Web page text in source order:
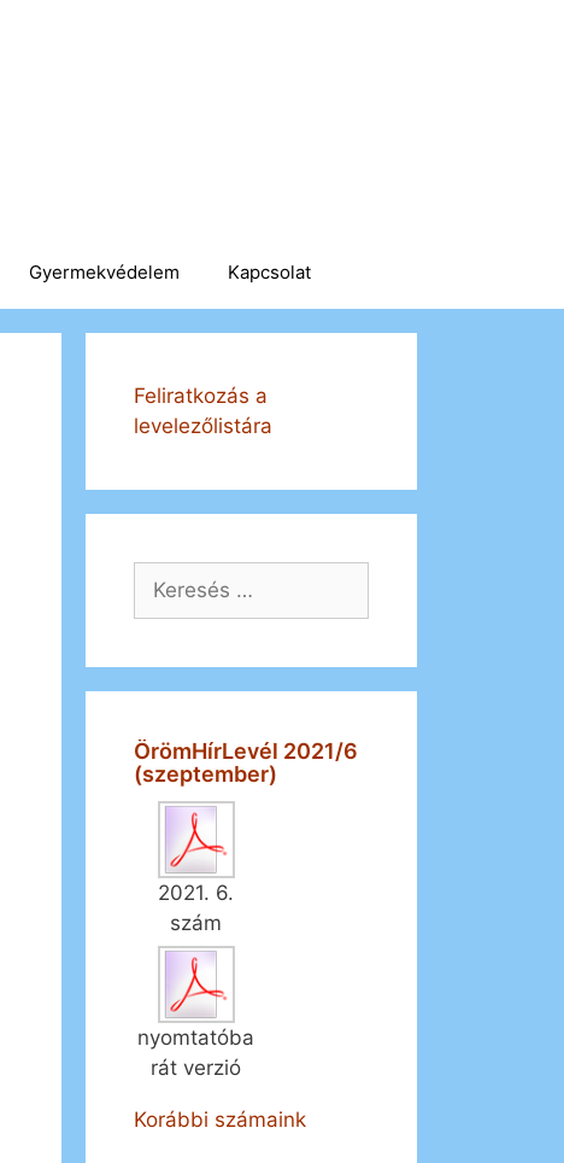
Gyermekvédelem Kapcsolat
Feliratkozás a
levelezőlistára
Keresés:
ÖrömHírLevél 2021/6
(szeptember)
2021. 6.
szám
nyomtatóba
rát verzió
Korábbi számaink